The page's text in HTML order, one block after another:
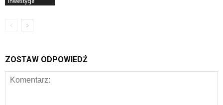
ZOSTAW ODPOWIEDŹ